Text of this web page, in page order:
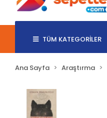
TÜM KATEGORİLER
Ana Sayfa Araştırma